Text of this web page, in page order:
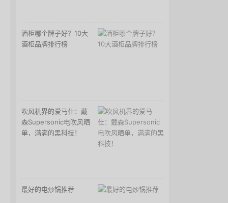
酒柜哪个牌子好？10大
酒柜品牌排行榜
吹风机界的爱马仕：戴
森Supersonic电吹风晒
单，满满的黑科技！
最好的电炒锅推荐